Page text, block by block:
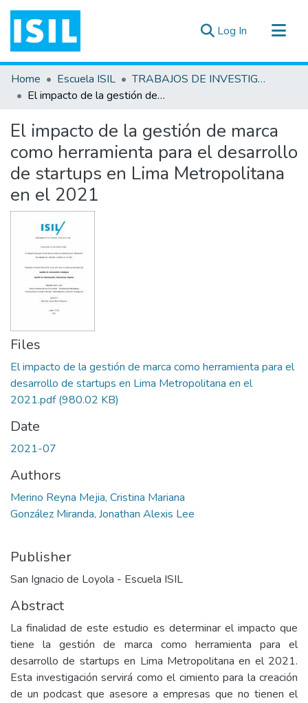
Log In (current)
All of DSpace
Statistics
Documentos ▾
Home Escuela ISIL
TRABAJOS DE INVESTIGACIÓN
El impacto de la gestión de marca como herramienta para el desarrollo de startups en Lima Metropolitana en el 2021
El impacto de la gestión de marca
como herramienta para el desarrollo
de startups en Lima Metropolitana
en el 2021
Files
El impacto de la gestión de marca como herramienta para el
desarrollo de startups en Lima Metropolitana en el
2021.pdf(980.02 KB)
Date
2021-07
Authors
Merino Reyna Mejia, Cristina Mariana
González Miranda, Jonathan Alexis Lee
Publisher
San Ignacio de Loyola - Escuela ISIL
Abstract
La finalidad de este estudio es determinar el impacto que
tiene la gestión de marca como herramienta para el
desarrollo de startups en Lima Metropolitana en el 2021.
Esta investigación servirá como el cimiento para la creación
de un podcast que asesore a empresas que no tienen el